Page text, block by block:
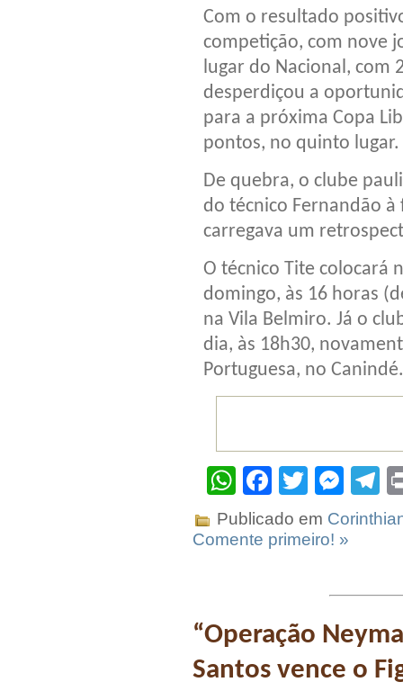
Com o resultado
competição, com nove
lugar do Nacional, com
desperdiçou a
para a próxima Copa
pontos, no quinto lugar.
De quebra, o clube
do técnico Fernandão
carregava um
O técnico Tite colocará
domingo, às 16 horas
na Vila Belmiro. Já o
dia, às 18h30,
Portuguesa, no Canindé.
WhatsApp
Facebook
Twitter
Publicado em
Comente primeiro! »
“Operação
Santos vence o